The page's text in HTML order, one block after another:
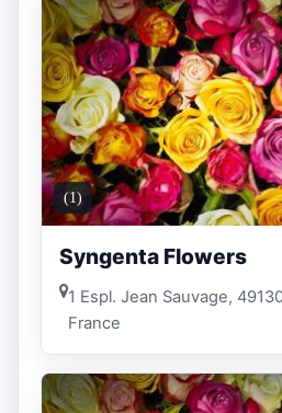
(1)
Syngenta Flowers
1 Espl. Jean Sauvage,
France